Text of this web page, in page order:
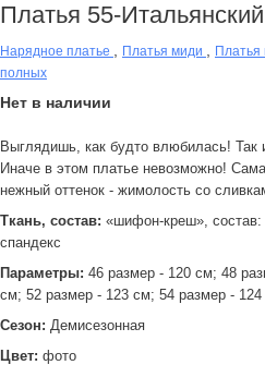
Платья 55-
Нарядное платье Платья миди
полных
Нет в наличии
Выглядишь, как будто влюбилась!
Иначе в этом платье невозможно!
нежный оттенок - жимолость со
Ткань, состав: «шифон-креш», состав:
спандекс
Параметры: 46 размер - 120 см; 48
см; 52 размер - 123 см; 54 размер -
Сезон: Демисезонная
Цвет: фото